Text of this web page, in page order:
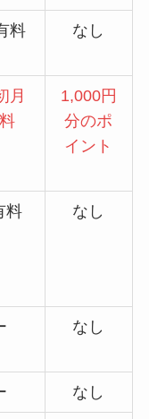
料 なし
月
1,000円
分のポ
イント
料 なし
なし
なし